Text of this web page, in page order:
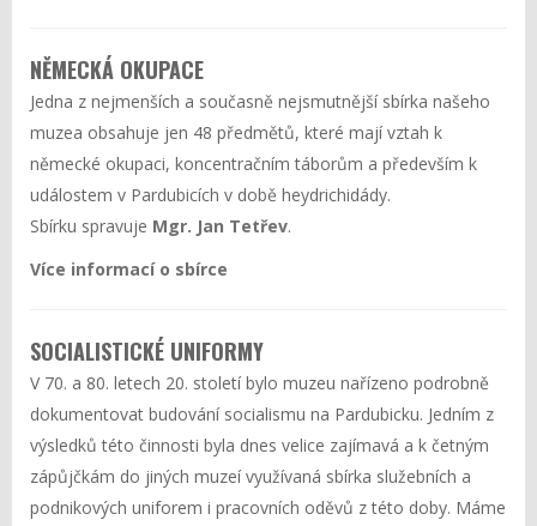
NĚMECKÁ OKUPACE
Jedna z nejmenších a současně nejsmutnější sbírka našeho
muzea obsahuje jen 48 předmětů, které mají vztah k
německé okupaci, koncentračním táborům a především k
událostem v Pardubicích v době heydrichidády.
Sbírku spravuje Mgr. Jan Tetřev.
Více informací o sbírce
SOCIALISTICKÉ UNIFORMY
V 70. a 80. letech 20. století bylo muzeu nařízeno podrobně
dokumentovat budování socialismu na Pardubicku. Jedním z
výsledků této činnosti byla dnes velice zajímavá a k četným
zápůjčkám do jiných muzeí využívaná sbírka služebních a
podnikových uniforem i pracovních oděvů z této doby. Máme